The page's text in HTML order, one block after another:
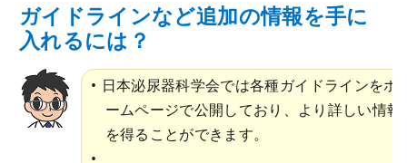
ガイドラインなど追加の情報を手に
入れるには？
日本泌尿器科学会では各種ガイドラインをホ
ームページで公開しており、より詳しい情報
を得ることができます。